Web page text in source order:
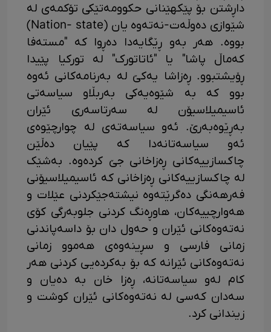
داڕشتن بۆ پێکهێنانی حکوومەتێکی تۆکمەی لە
شێوازی دەوڵەت-نەتەوە یان (Nation- state)
بووە. هەر بەو ڕێگایەدا دەڕوا کە "مستەفا
کەماڵ پاشا" یا "ئاتاتورک" لە تورکیا پێیدا
ڕۆیشتبوو. ڕەزاشا یەکێ لە بەرنامەکانی ئەوە
بوو کە بە شێوەیەکی بەربڵاو سیاسەتی
ئاسیمیلاسیۆن لە سەرتاسەری ئێران
بەڕێوەبەرێ. ئەو سیاسەتەی لە چوارچێوەی
ئەو سیاسەتانەدا کە پێیان دەڵێن
چاکسازییەکانی ڕەزاخانی جێ کردەوە. بەشێک
لە چاکسازییەکانی ڕەزاخانی کە ئاسیمیلاسیۆنی
فەرهەنگی دەگرێتەوە نیشتەجێکردنی عێلات و
هەوارچییەکان، هاوڕەنگ کردنی جلوبەرگی کۆی
نەتەوەکانی ئێران و حەول دان بۆ داسەپاندنی
زمانی فارسی و سڕینەوەی هەموو زمانی
نەتەوەکانی ئێرانە کە بۆ بەکردەیی کردنی هەر
کام لەو سیاسەتانە، ڕەزا خان بە دەیان و
سەدان کەسی لە نەتەوەکانی ئێران کوشت و
زیندانی کرد.